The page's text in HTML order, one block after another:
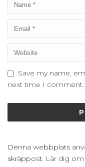
Save my name,
next time I comment.
Denna webbplats
skräppost. Lär dig